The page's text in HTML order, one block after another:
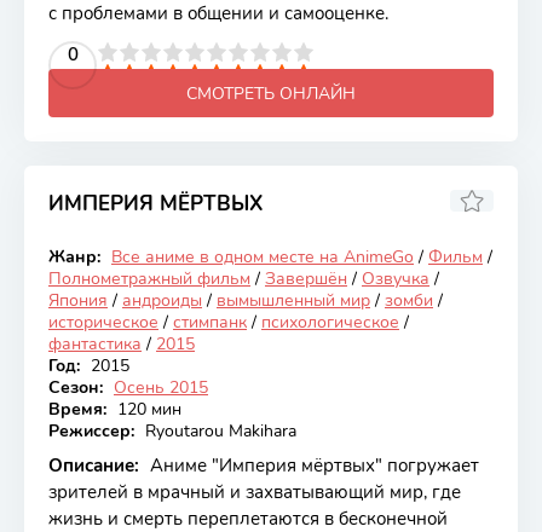
с проблемами в общении и самооценке.
0
4 5 6 7 8 9 10
СМОТРЕТЬ ОНЛАЙН
ИМПЕРИЯ МЁРТВЫХ
Закончен
6.84
Жанр: Все аниме в одном месте на AnimeGo / Фильм /
Полнометражный фильм / Завершён / Озвучка /
Япония / андроиды / вымышленный мир / зомби /
историческое / стимпанк / психологическое /
фантастика / 2015
Год: 2015
Сезон: Осень 2015
Время: 120 мин
Режиссер: Ryoutarou Makihara
Описание: Аниме "Империя мёртвых" погружает
зрителей в мрачный и захватывающий мир, где
жизнь и смерть переплетаются в бесконечной